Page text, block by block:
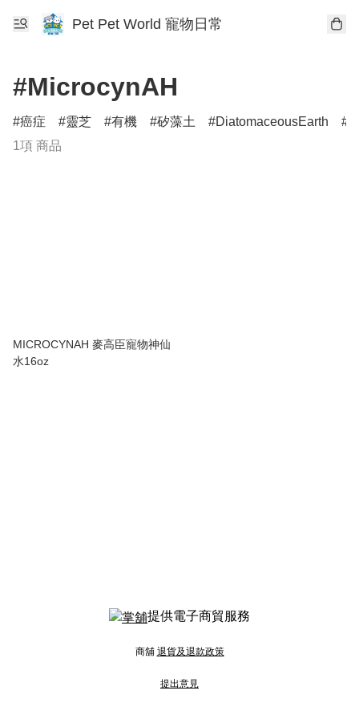
Pet Pet World 寵物日常
#MicrocynAH
癌症 靈芝 有機 矽藻土 DiatomaceousEarth
1項 商品
MICROCYNAH 麥高臣寵物神仙
水16oz
提供電子商貿服務
商舖 退貨及退款政策
提出意見